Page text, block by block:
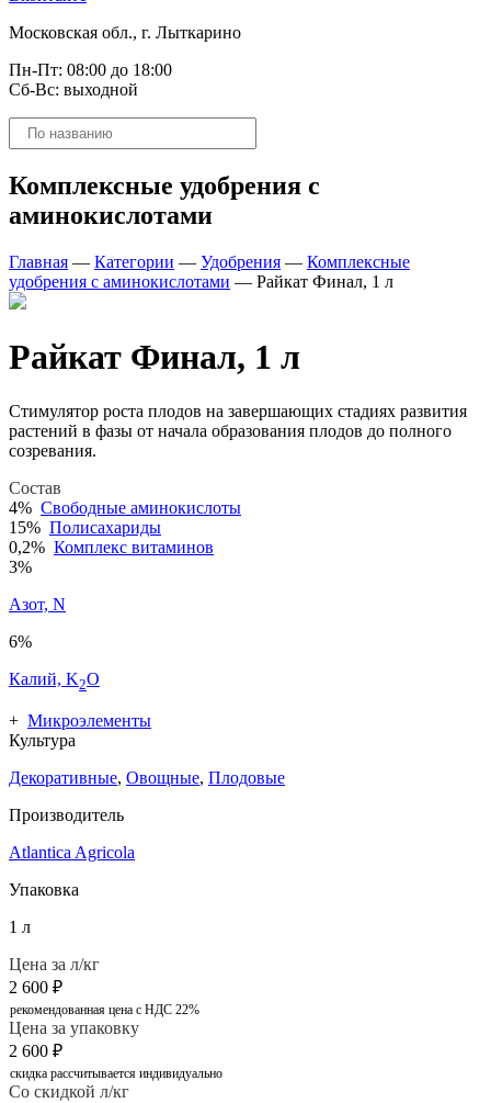
Московская обл., г. Лыткарино
Пн-Пт: 08:00 до 18:00
Сб-Вс: выходной
Поиск
товаров
Комплексные удобрения с
аминокислотами
Главная — Категории — Удобрения — Комплексные
удобрения с аминокислотами — Райкат Финал, 1 л
Райкат Финал, 1 л
Стимулятор роста плодов на завершающих стадиях развития
растений в фазы от начала образования плодов до полного
созревания.
Состав
4% Свободные аминокислоты
15% Полисахариды
0,2% Комплекс витаминов
3%
Азот, N
6%
Калий, K2O
+ Микроэлементы
Культура
Декоративные, Овощные, Плодовые
Производитель
Atlantica Agricola
Упаковка
1 л
Цена за л/кг
2 600 ₽
рекомендованная цена с НДС 22%
Цена за упаковку
2 600 ₽
скидка рассчитывается индивидуально
Со скидкой л/кг